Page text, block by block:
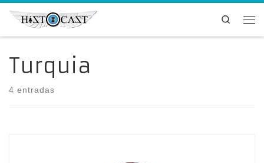
Saltar al contenido
Search
Turquia
4 entradas